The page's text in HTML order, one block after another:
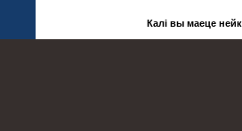
Калі вы маеце